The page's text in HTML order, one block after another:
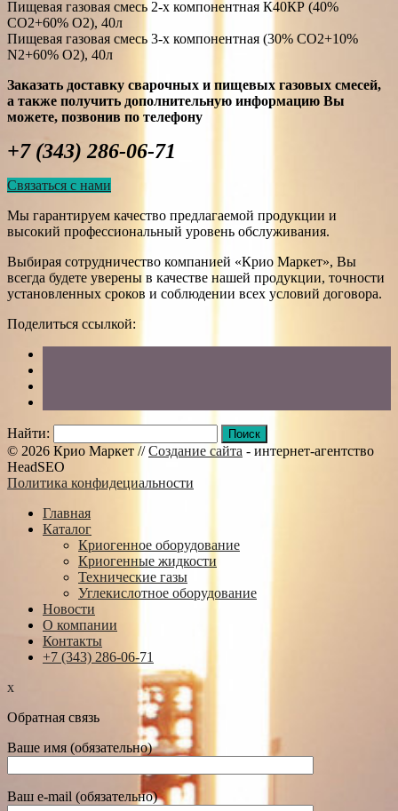
Пищевая газовая смесь 2-х компонентная К40КР (40%
СО2+60% O2), 40л
Пищевая газовая смесь 3-х компонентная (30% СО2+10%
N2+60% О2), 40л
Заказать доставку сварочных и пищевых газовых смесей,
а также получить дополнительную информацию Вы
можете, позвонив по телефону
+7 (343) 286-06-71
Связаться с нами
Мы гарантируем качество предлагаемой продукции и
высокий профессиональный уровень обслуживания.
Выбирая сотрудничество компанией «Крио Маркет», Вы
всегда будете уверены в качестве нашей продукции, точности
установленных сроков и соблюдении всех условий договора.
Поделиться ссылкой:
Найти:
© 2026 Крио Маркет //Создание сайта - интернет-агентство
HeadSEO
Политика конфидециальности
Главная
Каталог
Криогенное оборудование
Криогенные жидкости
Технические газы
Углекислотное оборудование
Новости
О компании
Контакты
+7 (343) 286-06-71
x
Обратная связь
Ваше имя (обязательно)
Ваш e-mail (обязательно)